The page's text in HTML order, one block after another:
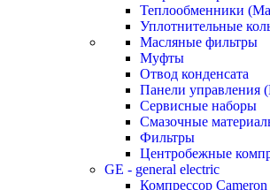
Теплообменники
Уплотнительные
Масляные фильтры
Муфты
Отвод конденсата
Панели
Сервисные наборы
Смазочные
Фильтры
Центробежные
GE - general electric
Компрессор